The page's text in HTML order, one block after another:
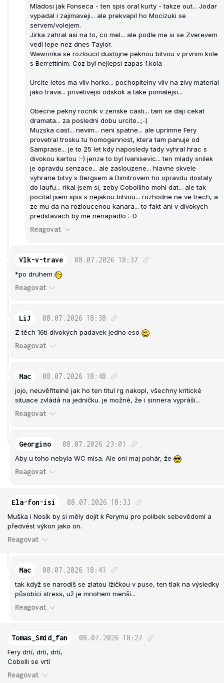
Mladosi jak Fonseca - ten spis oral kurty - takze out... Jodar
vypadal i zajimaveji... ale prekvapil ho Mocizuki se
servem/volejem.
Jirka zahral asi na to, co mel... ale podle me si se Zverevem
vedl lepe nez dnes Taylor.
Wawrinka se rozloucil dustojne peknou bitvou v prvnim kole
s Berrettinim. Coz byl nejlepsi zapas 1.kola
Urcite letos ma vliv horko... pochopitelny vliv na zivy material
jako trava... privetivejsi odskok a take pomalejsi...
Obecne pekny rocnik v zenske casti... tam se daji cekat
dramata... za posledni dobu urcite...;-)
Muzska cast... nevim... neni spatne... ale uprimne Fery
provetral trosku tu homogennost, ktera tam panuje od
Samprase... je to 25 let kdy naposledy tady vyhral hrac s
divokou kartou :-) jenze to byl Ivanisevic... ten mlady snilek
je opravdu senzace... ale zaslouzene... hlavne skvele
vyhrane bitvy s Bergsem a Dimitrovem ho opravdu dostaly
do laufu... rikal jsem si, zeby Cobolliho mohl dat... ale tak
pocital jsem spis s nejakou bitvou... rozhodne ne ve trech, a
ze mu da na rozloucenou kanara... to fakt ani v divokych
predstavach by me nenapadlo :-D
Reagovat
Vlk-v-trave 08.07.2026 18:37
*po druhem
Reagovat
LiJ 08.07.2026 18:38
Z těch 16ti divokých padavek jedno eso
Reagovat
Mac 08.07.2026 18:48
jojo, neuvěřitelné jak ho ten titul rg nakopl, všechny kritické
situace zvládá na jedničku. je možné, že i sinnera vypráší...
Reagovat
Georgino 08.07.2026 23:01
Aby u toho nebyla WC mísa. Ale oni maj pohár, že
Reagovat
Ela-fon-isi 08.07.2026 18:33
Muška i Nosík by si měly dojít k Ferymu pro polibek sebevědomí a
předvést výkon jako on.
Reagovat
Mac 08.07.2026 18:41
tak když se narodíš se zlatou lžičkou v puse, ten tlak na výsledky
působící stress, už je mnohem menší...
Reagovat
Tomas_Smid_fan 08.07.2026 18:27
Fery drtí, drtí, drtí,
Cobolli se vrtí
Reagovat